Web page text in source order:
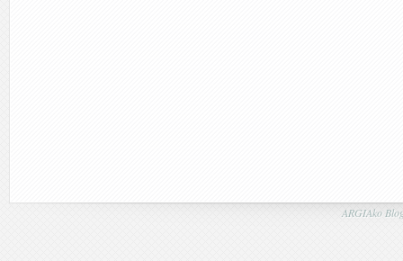
ARGIAko